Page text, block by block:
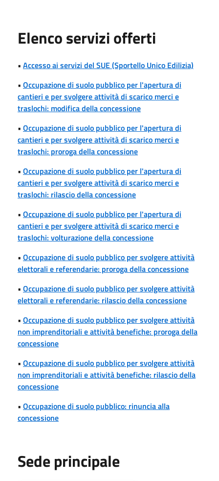
Elenco servizi offerti
• Accesso ai servizi del SUE (Sportello Unico Edilizia)
• Occupazione di suolo pubblico per l'apertura di
cantieri e per svolgere attività di scarico merci e
traslochi: modifica della concessione
• Occupazione di suolo pubblico per l'apertura di
cantieri e per svolgere attività di scarico merci e
traslochi: proroga della concessione
• Occupazione di suolo pubblico per l'apertura di
cantieri e per svolgere attività di scarico merci e
traslochi: rilascio della concessione
• Occupazione di suolo pubblico per l'apertura di
cantieri e per svolgere attività di scarico merci e
traslochi: volturazione della concessione
• Occupazione di suolo pubblico per svolgere attività
elettorali e referendarie: proroga della concessione
• Occupazione di suolo pubblico per svolgere attività
elettorali e referendarie: rilascio della concessione
• Occupazione di suolo pubblico per svolgere attività
non imprenditoriali e attività benefiche: proroga della
concessione
• Occupazione di suolo pubblico per svolgere attività
non imprenditoriali e attività benefiche: rilascio della
concessione
• Occupazione di suolo pubblico: rinuncia alla
concessione
Sede principale